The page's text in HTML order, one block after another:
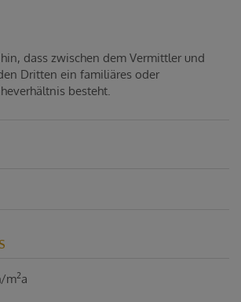
dass zwischen dem Vermittler und
Dritten ein familiäres oder
besteht.
m2a